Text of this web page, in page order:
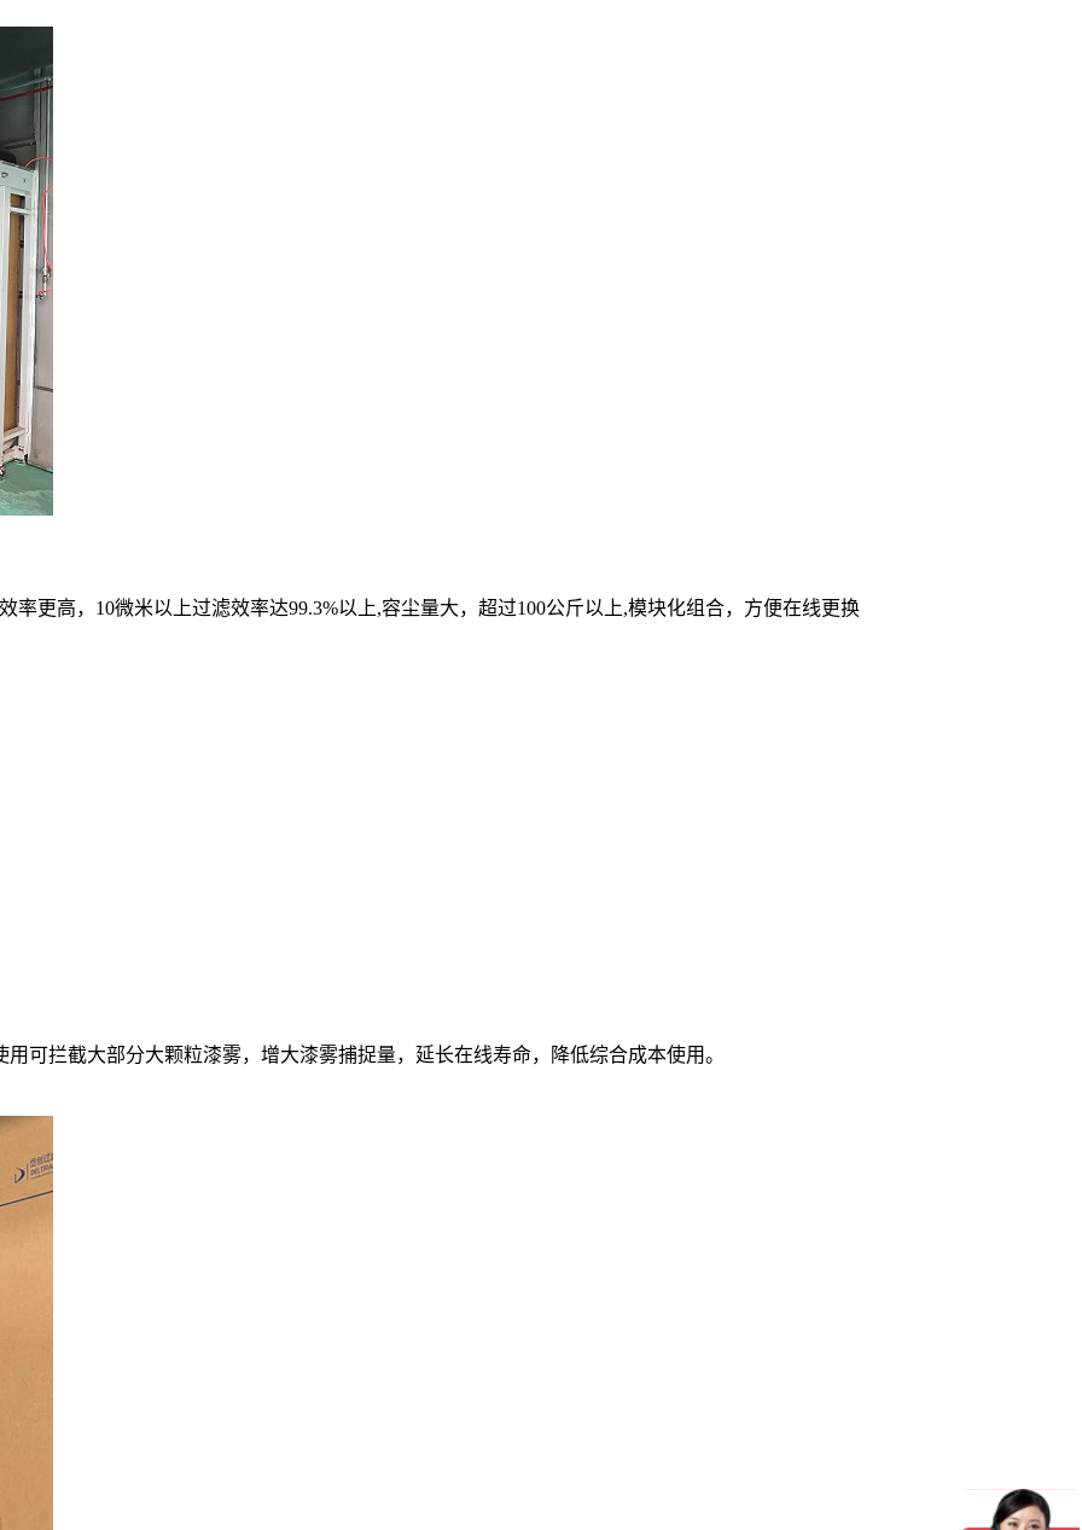
率更高，10微米以上过滤效率达99.3%以上,容尘量大，超过100公斤以上,模块化组合，方便在线更换
可拦截大部分大颗粒漆雾，增大漆雾捕捉量，延长在线寿命，降低综合成本使用。